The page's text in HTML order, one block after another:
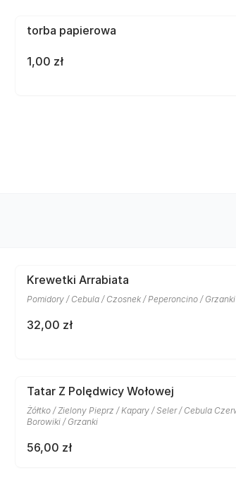
torba papierowa
1,00 zł
Krewetki Arrabiata
Pomidory / Cebula / Czosnek / Peperoncino / Grzanki
32,00 zł
Tatar Z Polędwicy Wołowej
Żółtko / Zielony Pieprz / Kapary / Seler / Cebula
Borowiki / Grzanki
56,00 zł